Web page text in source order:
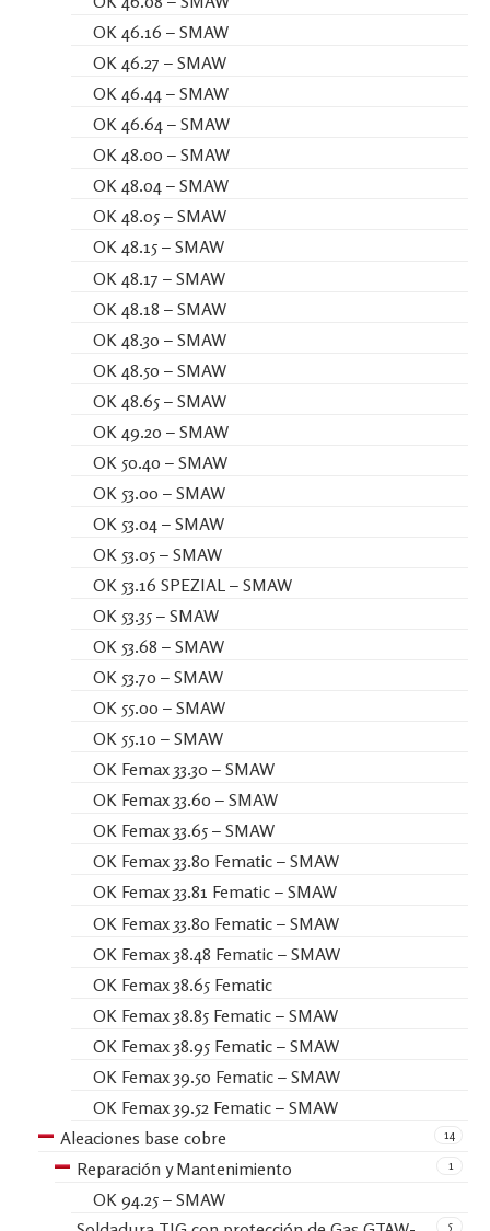
OK 46.16 – SMAW
OK 46.27 – SMAW
OK 46.44 – SMAW
OK 46.64 – SMAW
OK 48.00 – SMAW
OK 48.04 – SMAW
OK 48.05 – SMAW
OK 48.15 – SMAW
OK 48.17 – SMAW
OK 48.18 – SMAW
OK 48.30 – SMAW
OK 48.50 – SMAW
OK 48.65 – SMAW
OK 49.20 – SMAW
OK 50.40 – SMAW
OK 53.00 – SMAW
OK 53.04 – SMAW
OK 53.05 – SMAW
OK 53.16 SPEZIAL – SMAW
OK 53.35 – SMAW
OK 53.68 – SMAW
OK 53.70 – SMAW
OK 55.00 – SMAW
OK 55.10 – SMAW
OK Femax 33.30 – SMAW
OK Femax 33.60 – SMAW
OK Femax 33.65 – SMAW
OK Femax 33.80 Fematic – SMAW
OK Femax 33.81 Fematic – SMAW
OK Femax 33.80 Fematic – SMAW
OK Femax 38.48 Fematic – SMAW
OK Femax 38.65 Fematic
OK Femax 38.85 Fematic – SMAW
OK Femax 38.95 Fematic – SMAW
OK Femax 39.50 Fematic – SMAW
OK Femax 39.52 Fematic – SMAW
14
Aleaciones base cobre
1
Reparación y Mantenimiento
OK 94.25 – SMAW
5